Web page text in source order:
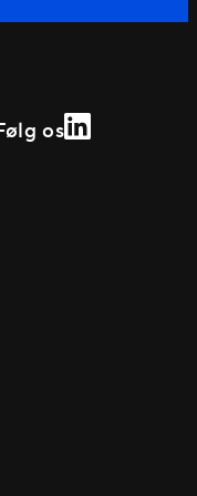
osLinkedIn